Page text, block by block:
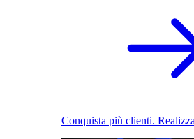
Conquista più clienti.